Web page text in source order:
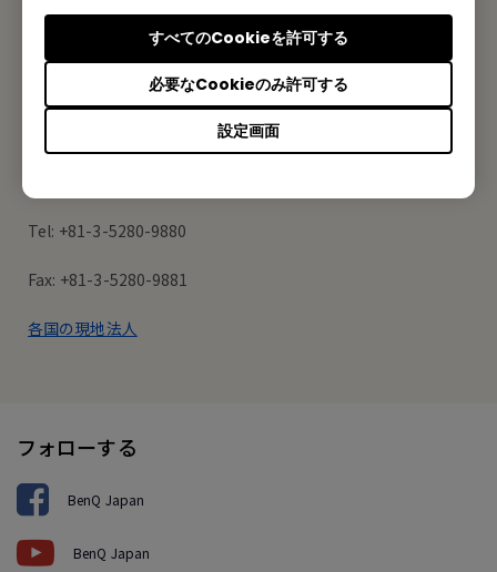
設定画面
必要なCookieのみ許可する
すべてのCookieを許可する
オフィス所在地
ベンキュー ジャパン株式会社
Tel: +81-3-5280-9880
Fax: +81-3-5280-9881
各国の現地法人
フォローする
BenQ Japan
BenQ Japan